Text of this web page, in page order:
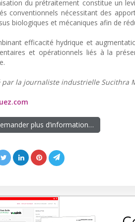
du prétraitement constitue un
conventionnels nécessitant des
biologiques et mécaniques afin de
efficacité hydrique et
et opérationnels liés à la
par la journaliste industrielle Sucithra
plus d’information…